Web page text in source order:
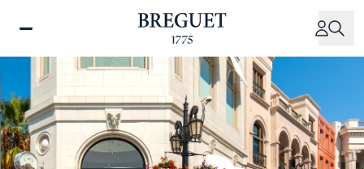
principal